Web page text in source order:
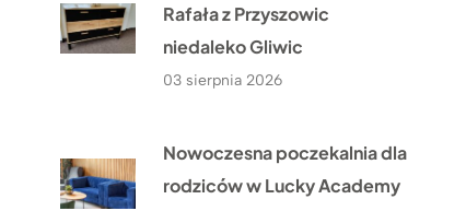
Rafała z Przyszowic
niedaleko Gliwic
03 sierpnia 2026
Nowoczesna poczekalnia dla
rodziców w Lucky Academy